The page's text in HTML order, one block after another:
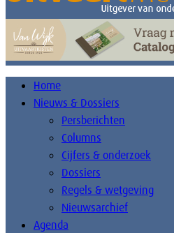
Home
Nieuws & Dossiers
Persberichten
Columns
Cijfers & onderzoek
Dossiers
Regels & wetgeving
Nieuwsarchief
Agenda